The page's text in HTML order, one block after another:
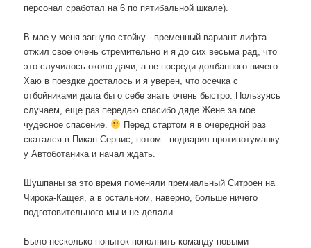
персонал сработал на 6 по пятибальной шкале).
В мае у меня загнуло стойку - временный вариант лифта
отжил свое очень стремительно и я до сих весьма рад, что
это случилось около дачи, а не посреди долбанного ничего -
Хаю в поездке досталось и я уверен, что осечка с
отбойниками дала бы о себе знать очень быстро. Пользуясь
случаем, еще раз передаю спасибо дяде Жене за мое
чудесное спасение.
Перед стартом я в очередной раз
скатался в Пикап-Сервис, потом - подварил противотуманку
у Автоботаника и начал ждать.
Шушпаны за это время поменяли премиальный Ситроен на
Чирока-Кащея, а в остальном, наверно, больше ничего
подготовительного мы и не делали.
Было несколько попыток пополнить команду новыми